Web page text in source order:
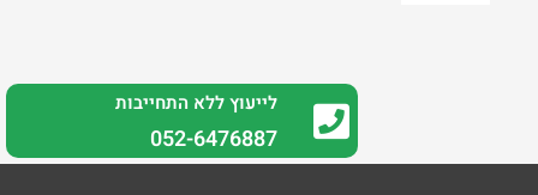
לייעוץ ללא התחייבות
052-6476887